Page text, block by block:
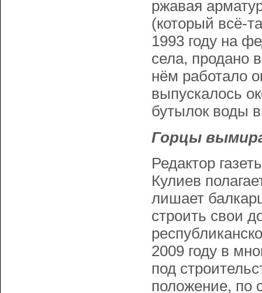
ржавая
(который всё-
1993 году на
села, продано
нём работало
выпускалось
бутылок воды в
Горцы
Редактор
Кулиев
лишает
строить свои
2009 году в
под
положение, по